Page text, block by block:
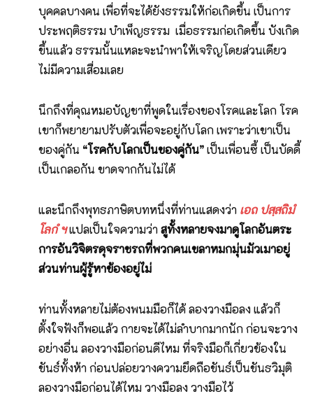
บุคคลบางคน เพื่อที่จะได้ยังธรรมให้ก่อเกิดขึ้น เป็นการ
ประพฤติธรรม บำเพ็ญธรรม เมื่อธรรมก่อเกิดขึ้น บังเกิด
ขึ้นแล้ว ธรรมนั้นแหละจะนำพาให้เจริญโดยส่วนเดียว
ไม่มีความเสื่อมเลย
นึกถึงที่คุณหมอบัญชาที่พูดในเรื่องของโรคและโลก โรค
เขาก็พยายามปรับตัวเพื่อจะอยู่กับโลก เพราะว่าเขาเป็น
ของคู่กัน “โรคกับโลกเป็นของคู่กัน”เป็นเพื่อนซี้ เป็นบัดดี้
เป็นเกลอกัน ขาดจากกันไม่ได้
และนึกถึงพุทธภาษิตบทหนึ่งที่ท่านแสดงว่า เอถ ปสฺสถิมํ
โลกํ ฯแปลเป็นใจความว่าสูทั้งหลายจงมาดูโลกอันตระ
การอันวิจิตรดุจราชรถที่พวกคนเขลาหมกมุ่นมัวเมาอยู่
ส่วนท่านผู้รู้หาข้องอยู่ไม่
ท่านทั้งหลายไม่ต้องพนมมือก็ได้ ลองวางมือลง แล้วก็
ตั้งใจฟังก็พอแล้ว กายจะได้ไม่ลำบากมากนัก ก่อนจะวาง
อย่างอื่น ลองวางมือก่อนดีไหม ที่จริงมือก็เกี่ยวข้องใน
ขันธ์ทั้งห้า ก่อนปล่อยวางความยึดถือขันธ์เป็นขันธวิมุติ
ลองวางมือก่อนได้ไหม วางมือลง วางมือไว้